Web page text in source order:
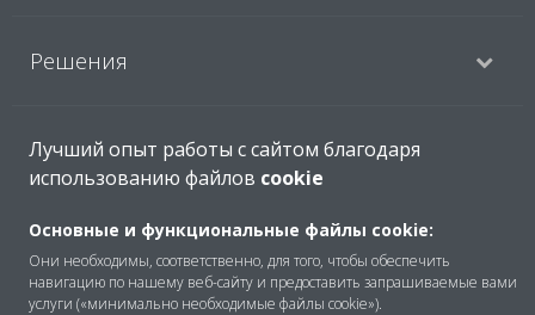
Решения
Помощь
Продукты
Лучший опыт работы с сайтом благодаря
использованию файлов cookie
Основные и функциональные файлы cookie:
Они необходимы, соответственно, для того, чтобы обеспечить
навигацию по нашему веб-сайту и предоставить запрашиваемые вами
услуги («минимально необходимые файлы cookie»).